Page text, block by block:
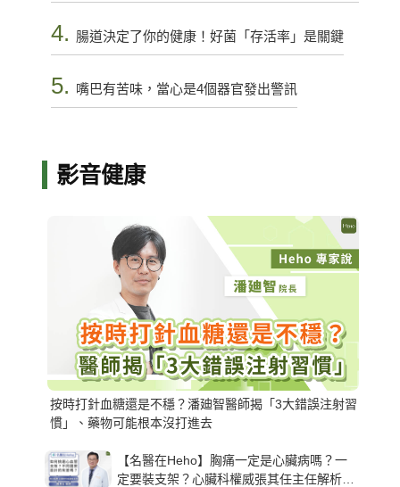
4. 腸道決定了你的健康！好菌「存活率」是關鍵
5. 嘴巴有苦味，當心是4個器官發出警訊
影音健康
按時打針血糖還是不穩？潘廸智醫師揭「3大錯誤注射習
慣」、藥物可能根本沒打進去
【名醫在Heho】胸痛一定是心臟病嗎？一
定要裝支架？心臟科權威張其任主任解析支